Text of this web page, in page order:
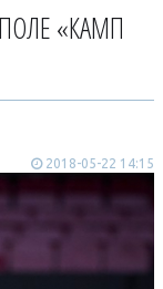
«КАМП
2018-05-22 14:15